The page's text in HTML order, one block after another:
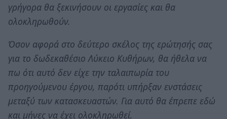
γρήγορα θα ξεκινήσουν οι εργασίες και θα
ολοκληρωθούν.
Όσον αφορά στο δεύτερο σκέλος της ερώτησής σας
για το δωδεκαθέσιο Λύκειο Κυθήρων, θα ήθελα να
πω ότι αυτό δεν είχε την ταλαιπωρία του
προηγούμενου έργου, παρότι υπήρξαν ενστάσεις
μεταξύ των κατασκευαστών. Για αυτό θα έπρεπε εδώ
και μήνες να έχει ολοκληρωθεί.